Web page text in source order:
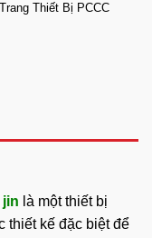
Trang Thiết Bị PCCC
jin là một thiết bị
thiết kế đặc biệt để